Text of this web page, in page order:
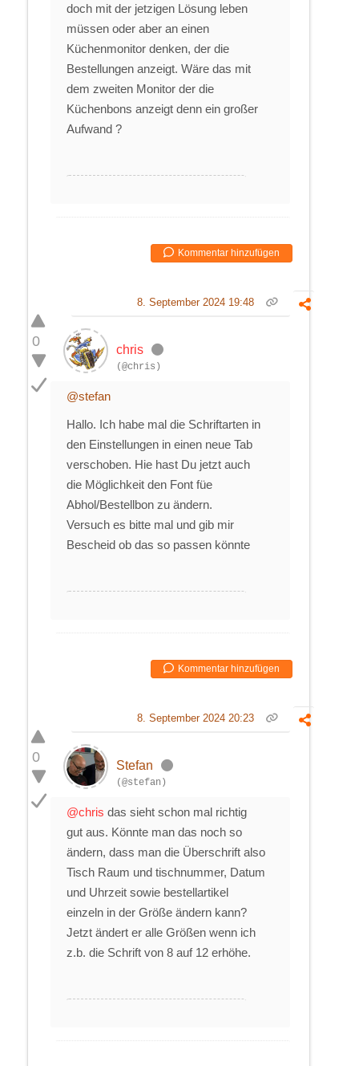
doch mit der jetzigen Lösung leben
müssen oder aber an einen
Küchenmonitor denken, der die
Bestellungen anzeigt. Wäre das mit
dem zweiten Monitor der die
Küchenbons anzeigt denn ein großer
Aufwand ?
Kommentar hinzufügen
0
8. September 2024 19:48
chris
(@chris)
@stefan
Hallo. Ich habe mal die Schriftarten in
den Einstellungen in einen neue Tab
verschoben. Hie hast Du jetzt auch
die Möglichkeit den Font füe
Abhol/Bestellbon zu ändern.
Versuch es bitte mal und gib mir
Bescheid ob das so passen könnte
Kommentar hinzufügen
0
8. September 2024 20:23
Stefan
(@stefan)
@chris das sieht schon mal richtig
gut aus. Könnte man das noch so
ändern, dass man die Überschrift also
Tisch Raum und tischnummer, Datum
und Uhrzeit sowie bestellartikel
einzeln in der Größe ändern kann?
Jetzt ändert er alle Größen wenn ich
z.b. die Schrift von 8 auf 12 erhöhe.